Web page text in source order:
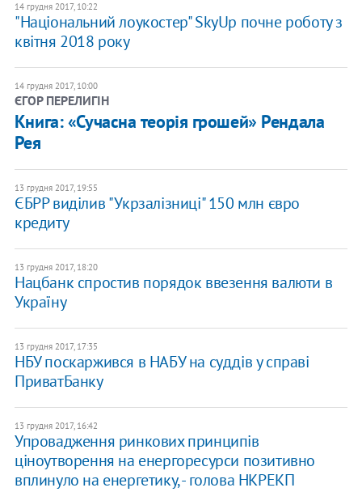
14 грудня 2017, 10:22
"Національний лоукостер" SkyUp почне роботу з
квітня 2018 року
14 грудня 2017, 10:00
ЄГОР ПЕРЕЛИГІН
Книга: «Сучасна теорія грошей» Рендала
Рея
13 грудня 2017, 19:55
ЄБРР виділив "Укрзалізниці" 150 млн євро
кредиту
13 грудня 2017, 18:20
Нацбанк спростив порядок ввезення валюти в
Україну
13 грудня 2017, 17:35
НБУ поскаржився в НАБУ на суддів у справі
ПриватБанку
13 грудня 2017, 16:42
Упровадження ринкових принципів
ціноутворення на енергоресурси позитивно
вплинуло на енергетику, - голова НКРЕКП